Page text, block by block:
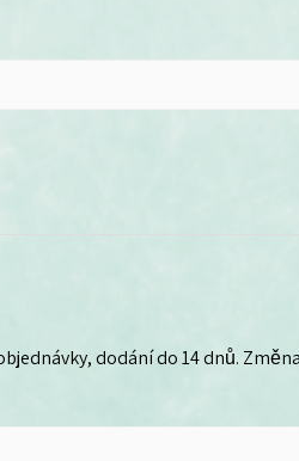
dodání do 14 dnů.